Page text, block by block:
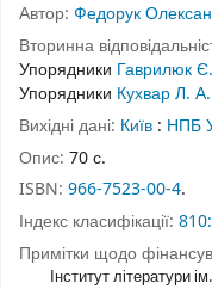
Автор: Федорук
Вторинна
Упорядники Гаврилюк
Упорядники Кухвар Л. А.
Вихідні дані: Київ : НПБ
Опис: 70 с.
ISBN: 966-7523-00-4.
Індекс класифікації:
Примітки щодо
Інститут літератури